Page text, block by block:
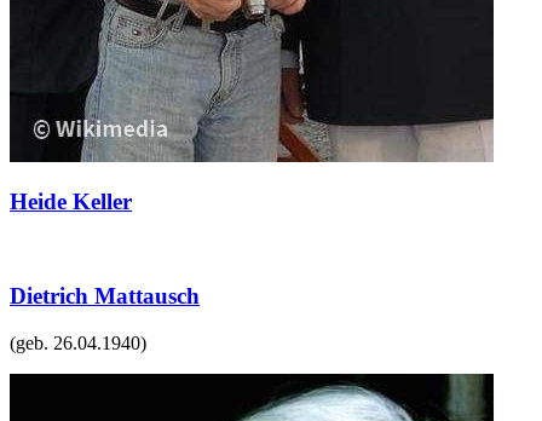
Heide Keller
Dietrich Mattausch
(geb. 26.04.1940)